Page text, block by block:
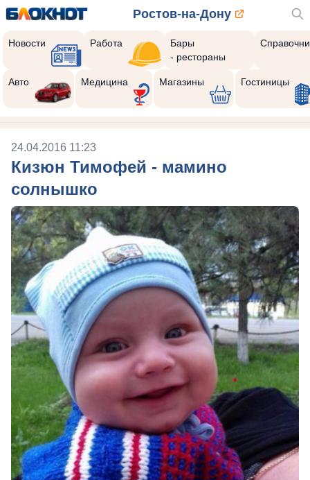
Ростов-на-Дону
Новости Работа
Бары
- рестораны
Авто Медицина Магазины Гостиницы
24.04.2016 11:23
Кизюн Тимофей - мамино
солнышко